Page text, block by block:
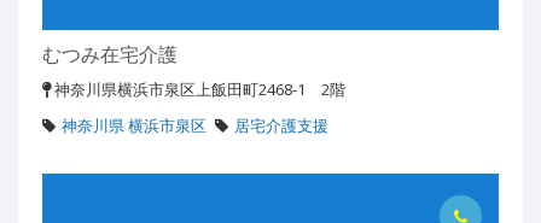
むつみ在宅介護
神奈川県横浜市泉区上飯田町2468-1 2階
神奈川県 横浜市泉区
居宅介護支援